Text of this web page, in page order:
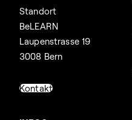
Standort
BeLEARN
Laupenstrasse 19
3008 Bern
Kontakt